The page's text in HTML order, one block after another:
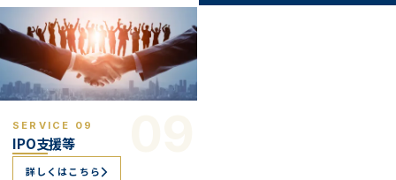
SERVICE 09
IPO支援等
詳しくはこちら